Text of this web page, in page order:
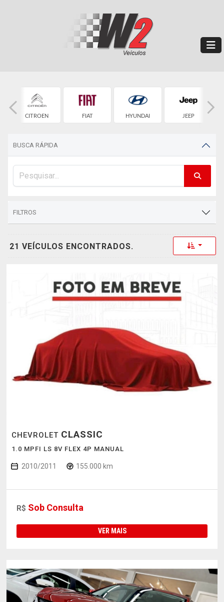
CITROEN FIAT HYUNDAI JEEP
BUSCA RÁPIDA
FILTROS
21 VEÍCULOS ENCONTRADOS. Toggle
CHEVROLET CLASSIC
1.0 MPFI LS 8V FLEX 4P MANUAL
2010/2011 155.000 km
R$ Sob Consulta
VER MAIS